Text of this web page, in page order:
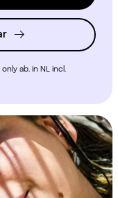
ab. in NL incl.